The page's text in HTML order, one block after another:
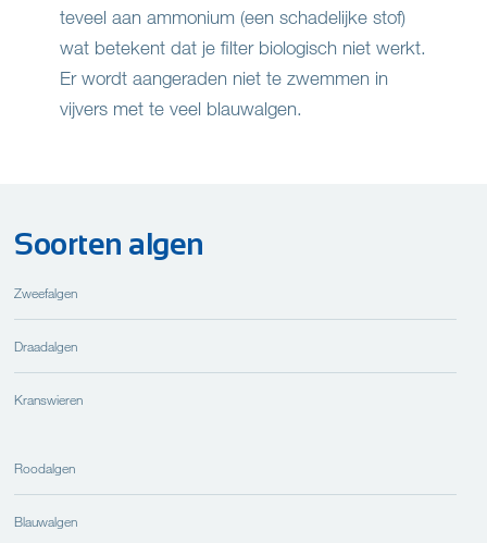
teveel aan ammonium (een schadelijke stof)
wat betekent dat je filter biologisch niet werkt.
Er wordt aangeraden niet te zwemmen in
vijvers met te veel blauwalgen.
Soorten algen
Zweefalgen
Draadalgen
Kranswieren
Roodalgen
Blauwalgen